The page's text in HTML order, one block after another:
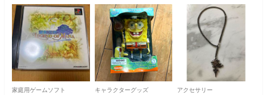
家庭用ゲームソフト キャラクターグッズ アクセサリー